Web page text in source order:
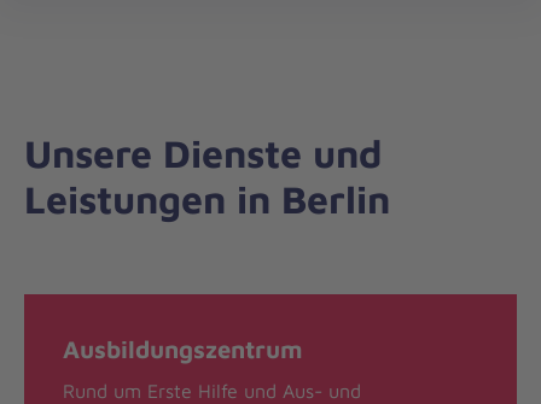
Unsere Dienste und
Leistungen in Berlin
Ausbildungszentrum
Rund um Erste Hilfe und Aus- und